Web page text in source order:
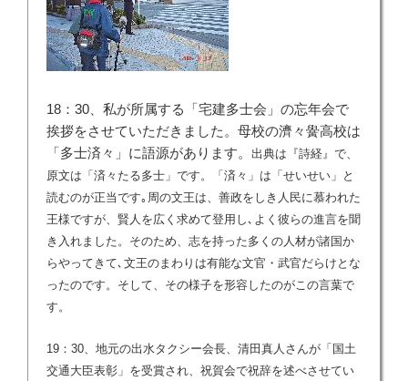
18：30、私が所属する「宅建多士会」の忘年会で
挨拶をさせていただきました。母校の濟々黌高校は
「多士済々」に語源があります。 出典は『詩経』で、
原文は「済々たる多士」です。「済々」は「せいせい」と
読むのが正当です｡周の文王は、善政をしき人民に慕われた
王様ですが、賢人を広く求めて登用し､よく彼らの進言を聞
き入れました。そのため、志を持った多くの人材が諸国か
らやってきて､文王のまわりは有能な文官・武官だらけとな
ったのです。そして、その様子を形容したのがこの言葉で
す。
19：30、地元の出水タクシー会長、清田真人さんが「国土
交通大臣表彰」を受賞され、祝賀会で祝辞を述べさせてい